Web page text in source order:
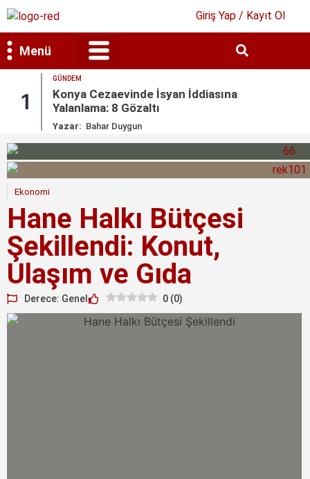
Giriş Yap / Kayıt Ol
Menü
1
GÜNDEM
Konya Cezaevinde İsyan İddiasına
Yalanlama: 8 Gözaltı
Yazar: Bahar Duygun
Ekonomi
Hane Halkı Bütçesi
Şekillendi: Konut,
Ulaşım ve Gıda
Derece: Genel 0 (0)